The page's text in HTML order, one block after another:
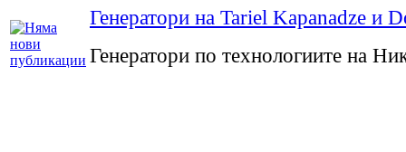
Генератори на Tariel Kapanadze и
Генератори по технологиите на